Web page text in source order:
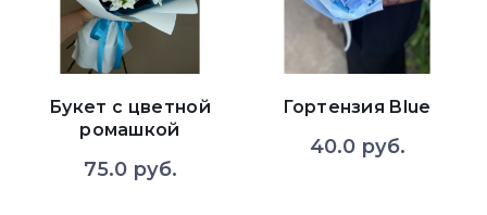
Букет с цветной
ромашкой
75.0 руб.
Гортензия Blue
40.0 руб.